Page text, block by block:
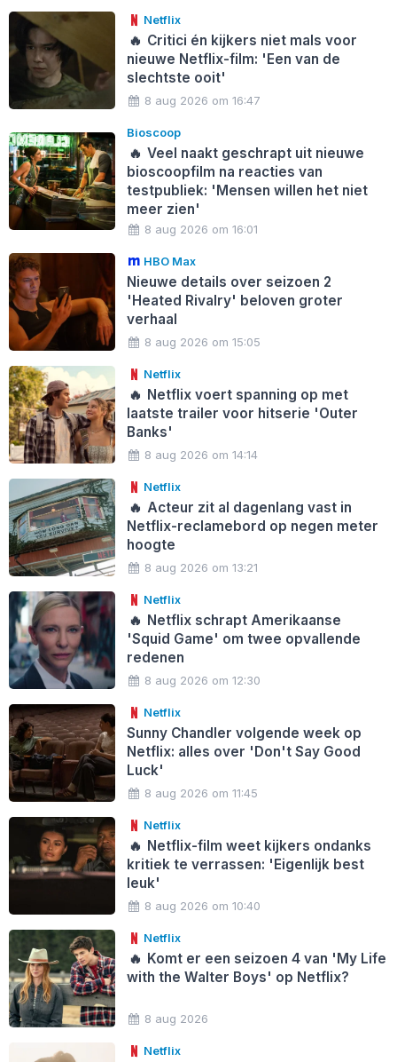
Netflix
🔥 Critici én kijkers niet mals voor
nieuwe Netflix-film: 'Een van de
slechtste ooit'
8 aug 2026 om 16:47
Bioscoop
🔥 Veel naakt geschrapt uit nieuwe
bioscoopfilm na reacties van
testpubliek: 'Mensen willen het niet
meer zien'
8 aug 2026 om 16:01
HBO Max
Nieuwe details over seizoen 2
'Heated Rivalry' beloven groter
verhaal
8 aug 2026 om 15:05
Netflix
🔥 Netflix voert spanning op met
laatste trailer voor hitserie 'Outer
Banks'
8 aug 2026 om 14:14
Netflix
🔥 Acteur zit al dagenlang vast in
Netflix-reclamebord op negen meter
hoogte
8 aug 2026 om 13:21
Netflix
🔥 Netflix schrapt Amerikaanse
'Squid Game' om twee opvallende
redenen
8 aug 2026 om 12:30
Netflix
Sunny Chandler volgende week op
Netflix: alles over 'Don't Say Good
Luck'
8 aug 2026 om 11:45
Netflix
🔥 Netflix-film weet kijkers ondanks
kritiek te verrassen: 'Eigenlijk best
leuk'
8 aug 2026 om 10:40
Netflix
🔥 Komt er een seizoen 4 van 'My Life
with the Walter Boys' op Netflix?
8 aug 2026
Netflix